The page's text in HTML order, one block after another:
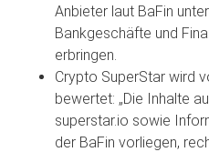
Anbieter laut BaFin
Bankgeschäfte und
erbringen.
Crypto SuperStar wird
bewertet: „Die Inhalte
superstar.io sowie
der BaFin vorliegen,